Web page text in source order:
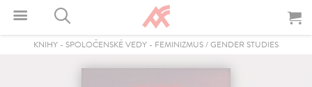
KNIHY - SPOLOČENSKÉ VEDY - FEMINIZMUS / GENDER STUDIES